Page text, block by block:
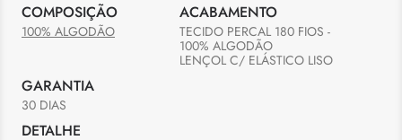
COMPOSIÇÃO
100% ALGODÃO
ACABAMENTO
TECIDO PERCAL 180 FIOS -
100% ALGODÃO
LENÇOL C/ ELÁSTICO LISO
DETALHE
GARANTIA
30 DIAS